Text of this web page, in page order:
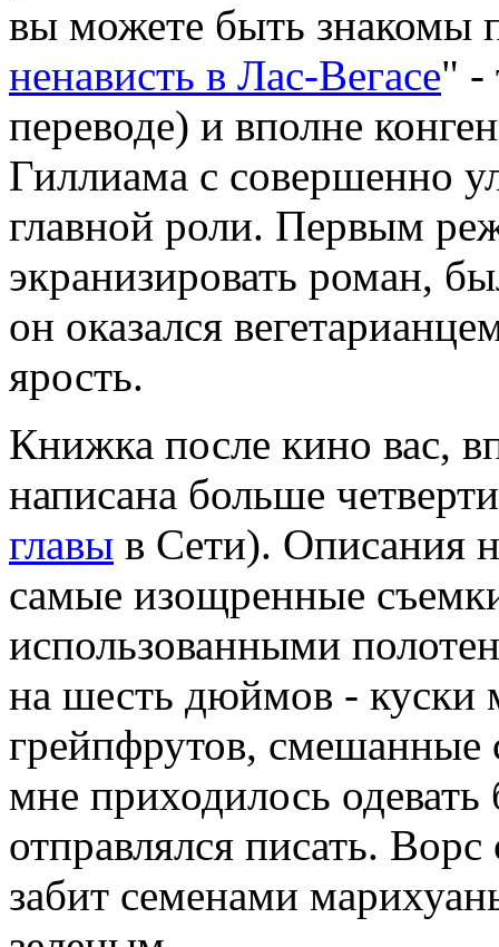
вы можете быть знакомы
ненависть в Лас-Вегасе" -
переводе) и вполне
Гиллиама с совершенно
главной роли. Первым
экранизировать роман,
он оказался
ярость.
Книжка после кино вас,
написана больше
главы в Сети). Описания
самые изощренные
использованными
на шесть дюймов - куски
грейпфрутов, смешанные
мне приходилось
отправлялся писать.
забит семенами